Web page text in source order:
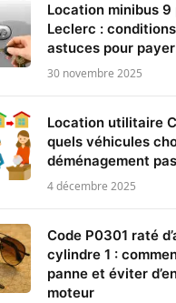
Location minibus 9
Leclerc :
astuces pour
30 novembre 2025
Location utilitaire
quels véhicules
déménagement
4 décembre 2025
Code P0301 raté
cylindre 1 :
panne et éviter
moteur